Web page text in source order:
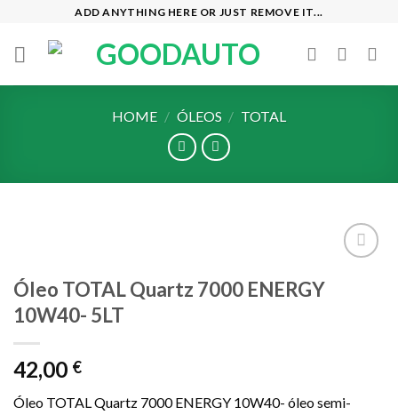
content
ADD ANYTHING HERE OR JUST REMOVE IT...
HOME / ÓLEOS / TOTAL
Óleo TOTAL Quartz 7000 ENERGY
10W40- 5LT
42,00 €
Óleo TOTAL Quartz 7000 ENERGY 10W40- óleo semi-